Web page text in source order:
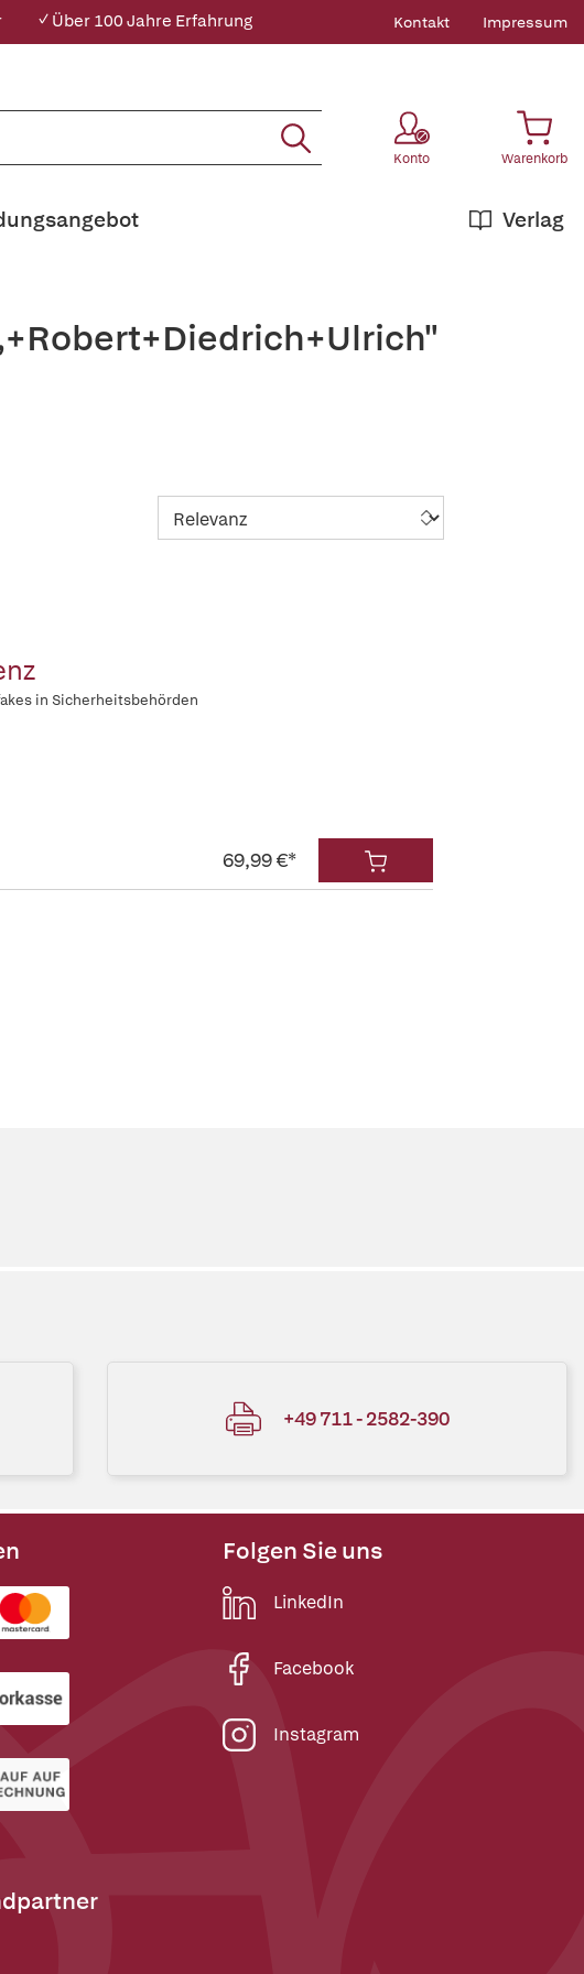
✓ Über 100 Jahre Erfahrung Kontakt Impressum
Konto Warenkorb
Verlag
in Sicherheitsbehörden
69,99 €*
+49 711 - 2582-390
Folgen Sie uns
LinkedIn
Facebook
Instagram